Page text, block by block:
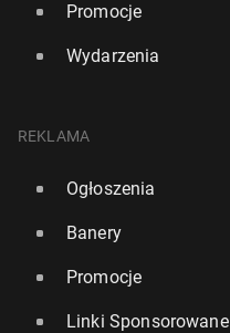
Promocje
Wydarzenia
REKLAMA
Ogłoszenia
Banery
Promocje
Linki Sponsorowane